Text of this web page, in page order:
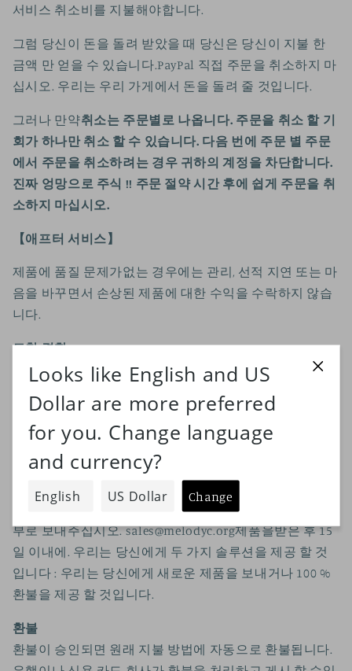
서비스 취소비를 지불해야합니다.
그럼 당신이 돈을 돌려 받았을 때 당신은 당신이 지불 한
금액 만 얻을 수 있습니다.PayPal 직접 주문을 취소하지 마
십시오. 우리는 우리 가게에서 돈을 돌려 줄 것입니다.
그러나 만약취소는 주문별로 나옵니다. 주문을 취소 할 기
회가 하나만 취소 할 수 있습니다. 다음 번에 주문 별 주문
에서 주문을 취소하려는 경우 귀하의 계정을 차단합니다.
진짜 엉망으로 주식 !! 주문 절약 시간 후에 쉽게 주문을 취
소하지 마십시오.
【애프터 서비스】
제품에 품질 문제가없는 경우에는 관리, 선적 지연 또는 마
음을 바꾸면서 손상된 제품에 대한 수익을 수락하지 않습
니다.
도착 결함 :
제품이 결함으로 도착한 경우 사진과 비디오를 찍어 고객
sales@melodyc.org
후 15 일 이내에. 케이스 확인 및 확인 후, 우리는 당신을위
한 두 가지 솔루션을 제공 할 것입니다 : 우리는 당신에게
새로운 제품을 보내거나 100 % 환불을 드릴 것입니다.
잘못된 제품 :
잘못된 제품을받은 경우 사진과 비디오를 찍어 고객 지원
부로 보내주십시오.sales@melodyc.org제품을받은 후 15
일 이내에. 우리는 당신에게 두 가지 솔루션을 제공 할 것
입니다 : 우리는 당신에게 새로운 제품을 보내거나 100 %
환불을 제공 할 것입니다.
환불
환불이 승인되면 원래 지불 방법에 자동으로 환불됩니다.